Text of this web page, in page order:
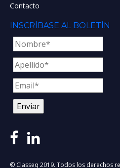
Contacto
INSCRÍBASE AL BOLETÍN
© Classeq 2019. Todos los derechos